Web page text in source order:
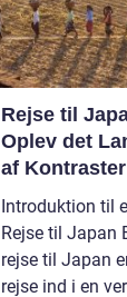
Rejse til
Oplev det
af Kontraster
Skønhed
Introduktion til
Rejse til Japan En
rejse til Japan
rejse ind i en